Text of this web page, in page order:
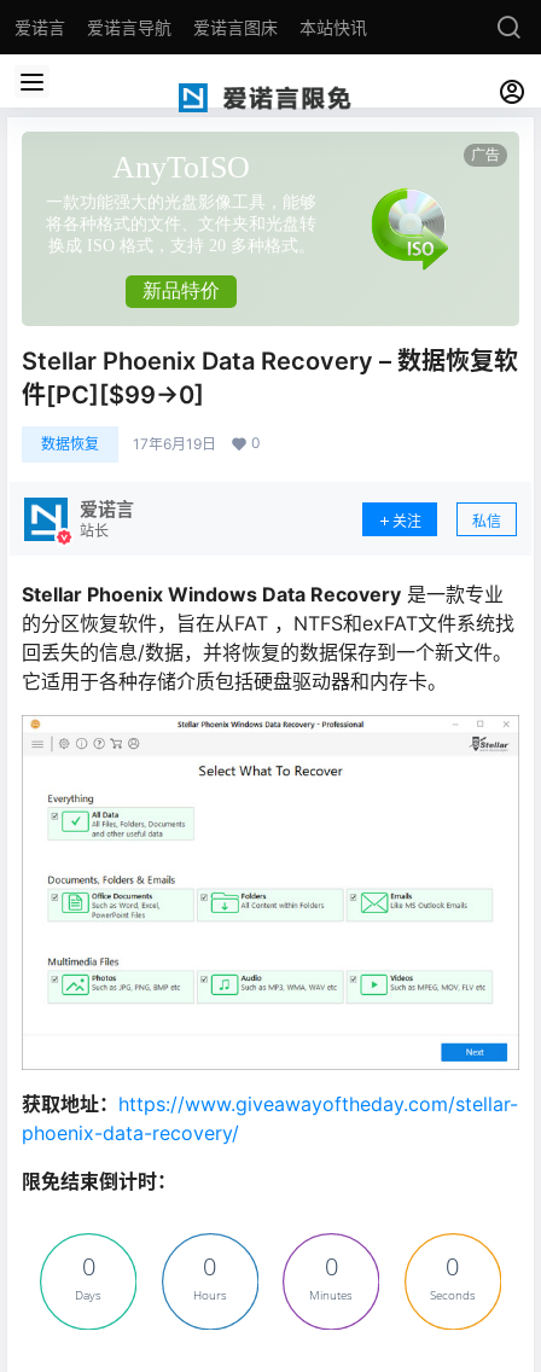
爱诺言 爱诺言导航 爱诺言图床 本站快讯
Stellar Phoenix Data Recovery – 数据恢复软
件[PC][$99→0]
数据恢复 17年6月19日 0
爱诺言
站长
关注 私信
Stellar Phoenix Windows Data Recovery 是一款专业
的分区恢复软件， 旨在从FAT ，NTFS和exFAT文件系统找
回丢失的信息/数据，并将恢复的数据保存到一个新文件。
它适用于各种存储介质包括硬盘驱动器和内存卡。
获取地址： https://www.giveawayoftheday.com/stellar-
phoenix-data-recovery/
限免结束倒计时：
0
Days
0
Hours
0
Minutes
0
Seconds